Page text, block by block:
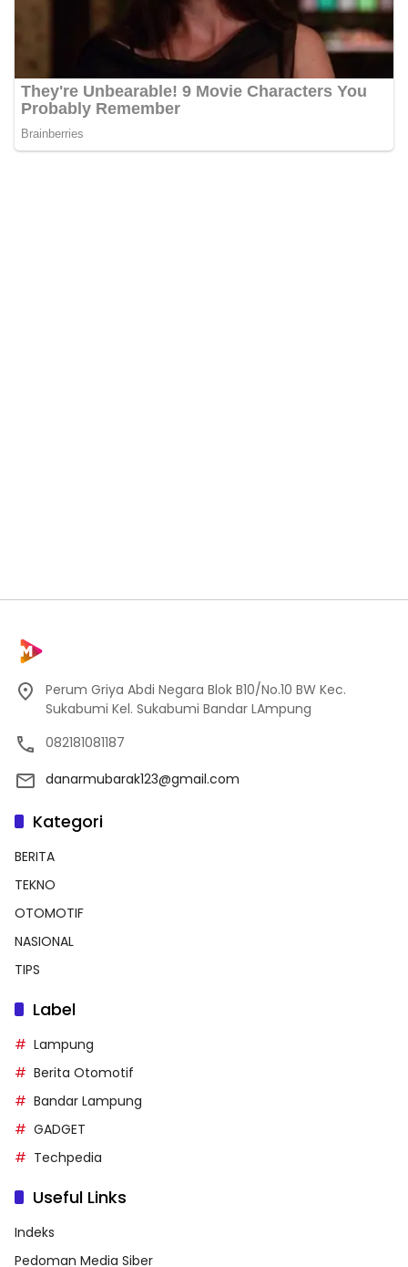
Perum Griya Abdi Negara Blok B10/No.10 BW Kec.
Sukabumi Kel. Sukabumi Bandar LAmpung
082181081187
danarmubarak123@gmail.com
Kategori
BERITA
TEKNO
OTOMOTIF
NASIONAL
TIPS
Label
Lampung
Berita Otomotif
Bandar Lampung
GADGET
Techpedia
Useful Links
Indeks
Pedoman Media Siber